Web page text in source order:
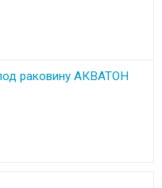
раковину АКВАТОН